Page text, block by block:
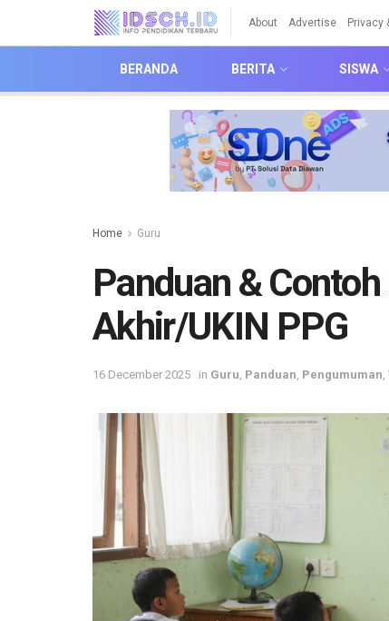
About Advertise Privacy
BERANDA BERITA SISWA
Home Guru
Panduan &
Akhir/UKIN PPG
16 December 2025 in Guru Panduan Pengumuman